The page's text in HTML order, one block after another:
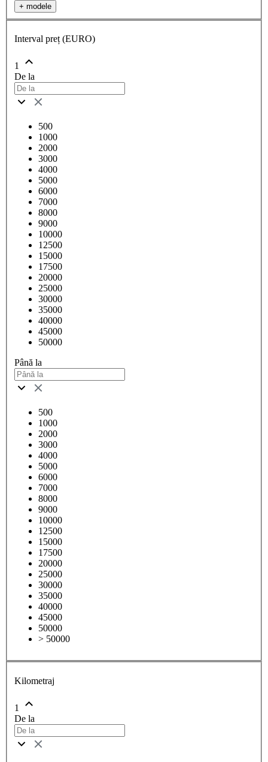
+ modele
Interval preț (EURO)
1
De la
500
1000
2000
3000
4000
5000
6000
7000
8000
9000
10000
12500
15000
17500
20000
25000
30000
35000
40000
45000
50000
Până la
500
1000
2000
3000
4000
5000
6000
7000
8000
9000
10000
12500
15000
17500
20000
25000
30000
35000
40000
45000
50000
> 50000
Kilometraj
1
De la